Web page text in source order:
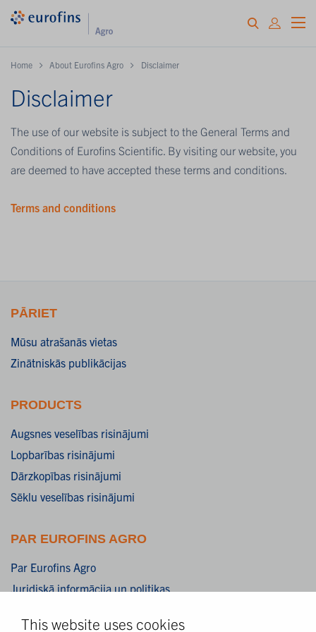
This website uses cookies
Home About Eurofins Agro Disclaimer
Disclaimer
The use of our website is subject to the General Terms and
Conditions of Eurofins Scientific. By visiting our website, you
are deemed to have accepted these terms and conditions.
Terms and conditions
PĀRIET
Mūsu atrašanās vietas
Zinātniskās publikācijas
PRODUCTS
Augsnes veselības risinājumi
Lopbarības risinājumi
Dārzkopības risinājumi
Sēklu veselības risinājumi
PAR EUROFINS AGRO
Par Eurofins Agro
Juridiskā informācija un politikas